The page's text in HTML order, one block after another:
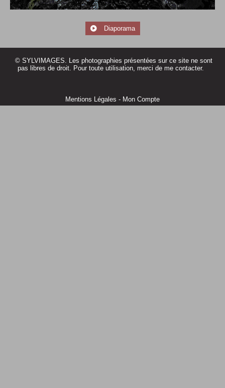
Diaporama
© SYLVIMAGES. Les photographies présentées sur ce site ne sont
pas libres de droit. Pour toute utilisation, merci de me contacter.
Mentions Légales Mon Compte